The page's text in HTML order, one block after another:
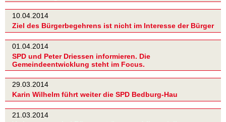
10.04.2014
Ziel des Bürgerbegehrens ist nicht im Interesse der Bürger
01.04.2014
SPD und Peter Driessen informieren. Die
Gemeindeentwicklung steht im Focus.
29.03.2014
Karin Wilhelm führt weiter die SPD Bedburg-Hau
21.03.2014